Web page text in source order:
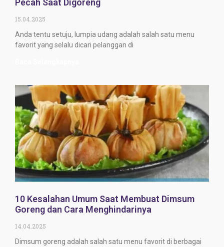
Pecah Saat Digoreng
15.04.2025
Anda tentu setuju, lumpia udang adalah salah satu menu
favorit yang selalu dicari pelanggan di
10 Kesalahan Umum Saat Membuat Dimsum
Goreng dan Cara Menghindarinya
14.04.2025
Dimsum goreng adalah salah satu menu favorit di berbagai